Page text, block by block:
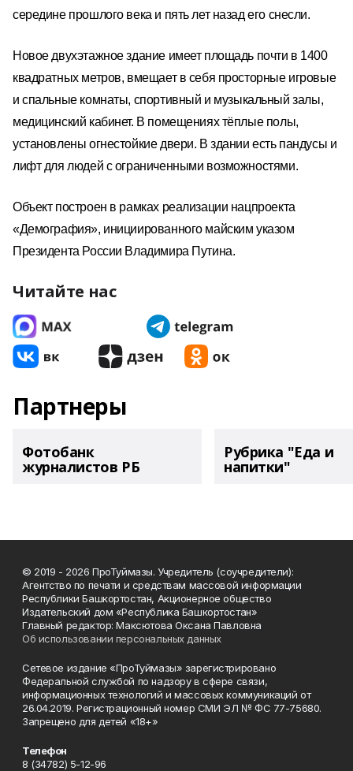
середине прошлого века и пять лет назад его снесли.
Новое двухэтажное здание имеет площадь почти в 1400
квадратных метров, вмещает в себя просторныеигровые
и спальные комнаты, спортивный и музыкальный залы,
медицинский кабинет. В помещениях тёплые полы,
установлены огнестойкие двери. В здании есть пандусы и
лифт для людей с ограниченными возможностями.
Объект построен в рамках реализации нацпроекта
«Демография», инициированного майским указом
Президента России Владимира Путина.
Читайте нас
Партнеры
Фотобанк
журналистов РБ
Рубрика "Еда и
напитки"
© 2019 - 2026 ПроТуймазы. Учредитель (соучредители):
Агентство по печати и средствам массовой информации
Республики Башкортостан, Акционерное общество
Издательский дом «Республика Башкортостан»
Главный редактор: Максютова Оксана Павловна
Об использовании персональных данных
Сетевое издание «ПроТуймазы» зарегистрировано
Федеральной службой по надзору в сфере связи,
информационных технологий и массовых коммуникаций от
26.04.2019. Регистрационный номер СМИ ЭЛ № ФС 77-75680.
Запрещено для детей «18+»
Телефон
8 (34782) 5-12-96